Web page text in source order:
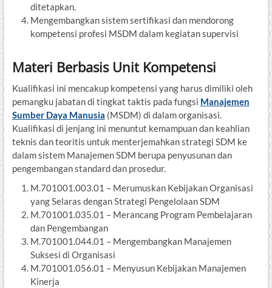
ditetapkan.
Mengembangkan sistem sertifikasi dan mendorong
kompetensi profesi MSDM dalam kegiatan supervisi
Materi Berbasis Unit Kompetensi
Kualifikasi ini mencakup kompetensi yang harus dimiliki oleh
pemangku jabatan di tingkat taktis pada fungsi Manajemen
Sumber Daya Manusia (MSDM) di dalam organisasi.
Kualifikasi di jenjang ini menuntut kemampuan dan keahlian
teknis dan teoritis untuk menterjemahkan strategi SDM ke
dalam sistem Manajemen SDM berupa penyusunan dan
pengembangan standard dan prosedur.
M.701001.003.01 – Merumuskan Kebijakan Organisasi
yang Selaras dengan Strategi Pengelolaan SDM
M.701001.035.01 – Merancang Program Pembelajaran
dan Pengembangan
M.701001.044.01 – Mengembangkan Manajemen
Suksesi di Organisasi
M.701001.056.01 – Menyusun Kebijakan Manajemen
Kinerja